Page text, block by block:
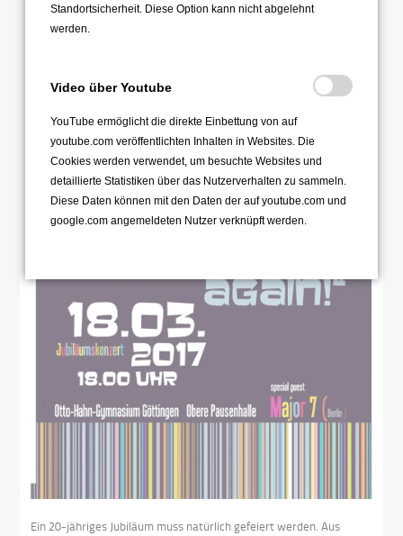
Ein 20-jähriges Jubiläum muss natürlich gefeiert werden. Aus
Standortsicherheit. Diese Option kann nicht abgelehnt
werden.
Video über Youtube
YouTube ermöglicht die direkte Einbettung von auf
youtube.com veröffentlichten Inhalten in Websites. Die
Cookies werden verwendet, um besuchte Websites und
detaillierte Statistiken über das Nutzerverhalten zu sammeln.
Diese Daten können mit den Daten der auf youtube.com und
google.com angemeldeten Nutzer verknüpft werden.